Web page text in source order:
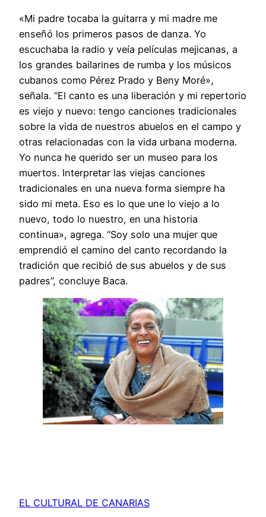
«Mi padre tocaba la guitarra y mi madre me
enseñó los primeros pasos de danza. Yo
escuchaba la radio y veía películas mejicanas, a
los grandes bailarines de rumba y los músicos
cubanos como Pérez Prado y Beny Moré»,
señala. “El canto es una liberación y mi repertorio
es viejo y nuevo: tengo canciones tradicionales
sobre la vida de nuestros abuelos en el campo y
otras relacionadas con la vida urbana moderna.
Yo nunca he querido ser un museo para los
muertos. Interpretar las viejas canciones
tradicionales en una nueva forma siempre ha
sido mi meta. Eso es lo que une lo viejo a lo
nuevo, todo lo nuestro, en una historia
continua», agrega. “Soy solo una mujer que
emprendió el camino del canto recordando la
tradición que recibió de sus abuelos y de sus
padres”, concluye Baca.
EL CULTURAL DE CANARIAS